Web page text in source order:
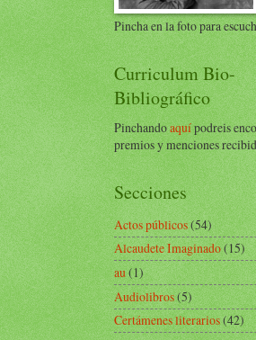
Pincha en la foto para
Curriculum Bio-
Bibliográfico
Pinchandoaquípodreis
premios y menciones
Secciones
Actos públicos(54)
Alcaudete Imaginado(15)
au(1)
Audiolibros(5)
Certámenes literarios(42)